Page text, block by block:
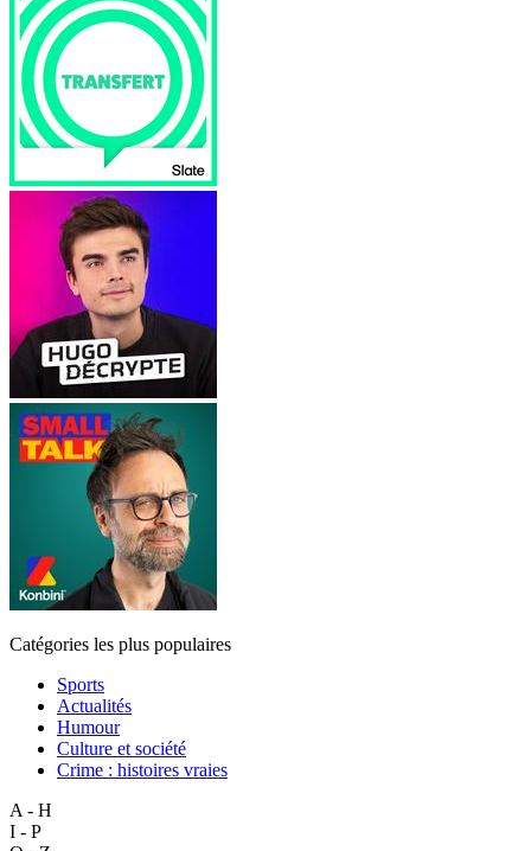
Catégories les plus populaires
Sports
Actualités
Humour
Culture et société
Crime : histoires vraies
A - H
I - P